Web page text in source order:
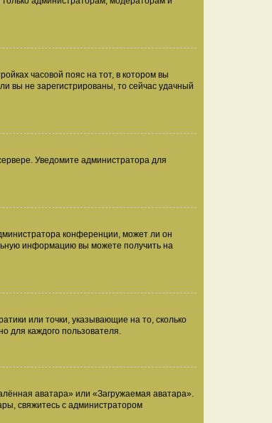
часовой пояс на тот, в котором вы
вы не зарегистрированы, то сейчас удачный
Уведомите администратора для
конференции, может ли он
информацию вы можете получить на
или точки, указывающие на то, сколько
для каждого пользователя.
аватара» или «Загружаемая аватара».
свяжитесь с администратором